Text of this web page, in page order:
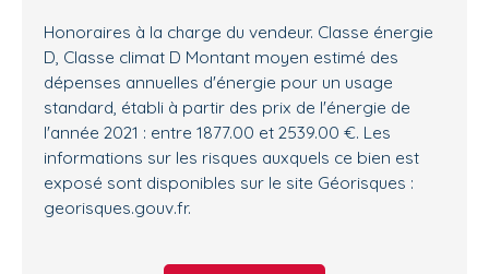
Honoraires à la charge du vendeur. Classe énergie
D, Classe climat D Montant moyen estimé des
dépenses annuelles d'énergie pour un usage
standard, établi à partir des prix de l'énergie de
l'année 2021 : entre 1877.00 et 2539.00 €. Les
informations sur les risques auxquels ce bien est
exposé sont disponibles sur le site Géorisques :
georisques.gouv.fr.